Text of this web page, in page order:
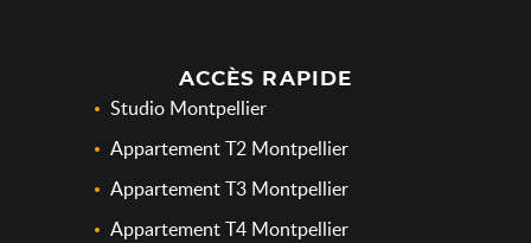
ACCÈS RAPIDE
Studio Montpellier
Appartement T2 Montpellier
Appartement T3 Montpellier
Appartement T4 Montpellier